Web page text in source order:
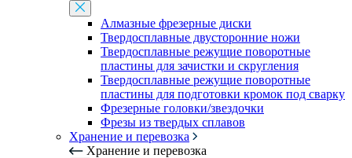
Алмазные фрезерные диски
Твердосплавные двусторонние ножи
Твердосплавные режущие поворотные
пластины для зачистки и скругления
Твердосплавные режущие поворотные
пластины для подготовки кромок под сварку
Фрезерные головки/звездочки
Фрезы из твердых сплавов
Хранение и перевозка
Хранение и перевозка